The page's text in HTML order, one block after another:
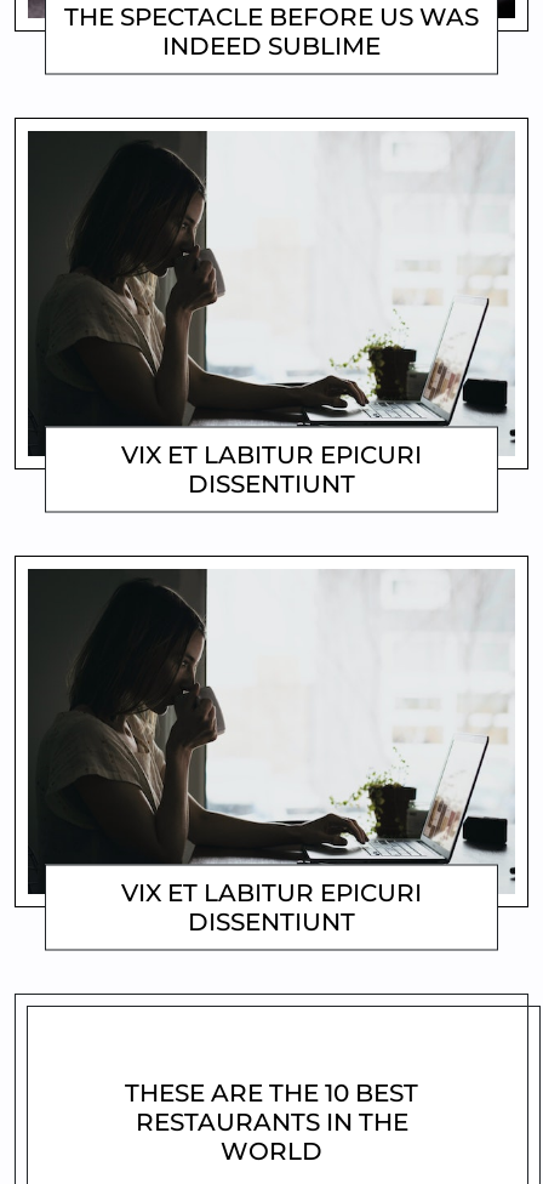
THE SPECTACLE BEFORE US WAS
INDEED SUBLIME
MATTHEW
VIX ET LABITUR EPICURI
DISSENTIUNT
MATTHEW
VIX ET LABITUR EPICURI
DISSENTIUNT
MATTHEW
THESE ARE THE 10 BEST
RESTAURANTS IN THE
WORLD